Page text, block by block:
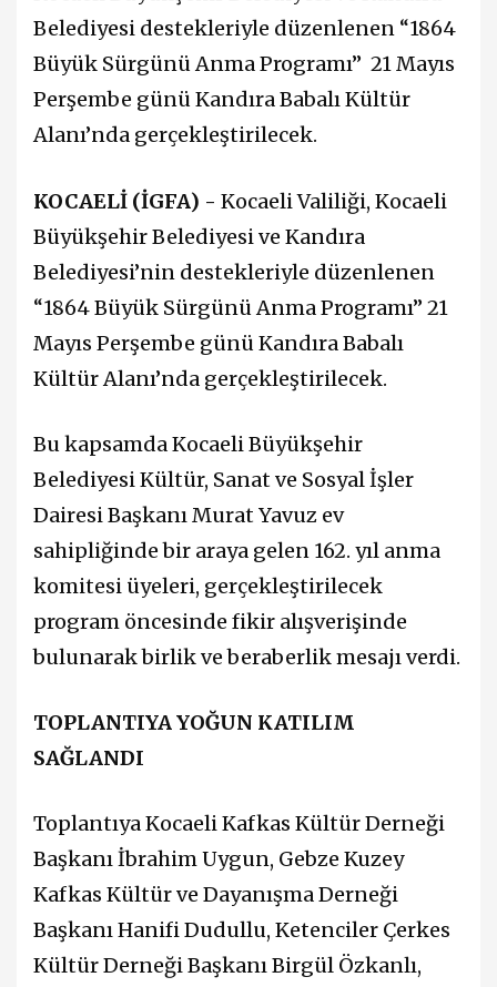
Belediyesi destekleriyle düzenlenen “1864
Büyük Sürgünü Anma Programı” 21 Mayıs
Perşembe günü Kandıra Babalı Kültür
Alanı’nda gerçekleştirilecek.
KOCAELİ (İGFA) - Kocaeli Valiliği, Kocaeli
Büyükşehir Belediyesi ve Kandıra
Belediyesi’nin destekleriyle düzenlenen
“1864 Büyük Sürgünü Anma Programı” 21
Mayıs Perşembe günü Kandıra Babalı
Kültür Alanı’nda gerçekleştirilecek.
Bu kapsamda Kocaeli Büyükşehir
Belediyesi Kültür, Sanat ve Sosyal İşler
Dairesi Başkanı Murat Yavuz ev
sahipliğinde bir araya gelen 162. yıl anma
komitesi üyeleri, gerçekleştirilecek
program öncesinde fikir alışverişinde
bulunarak birlik ve beraberlik mesajı verdi.
TOPLANTIYA YOĞUN KATILIM
SAĞLANDI
Toplantıya Kocaeli Kafkas Kültür Derneği
Başkanı İbrahim Uygun, Gebze Kuzey
Kafkas Kültür ve Dayanışma Derneği
Başkanı Hanifi Dudullu, Ketenciler Çerkes
Kültür Derneği Başkanı Birgül Özkanlı,